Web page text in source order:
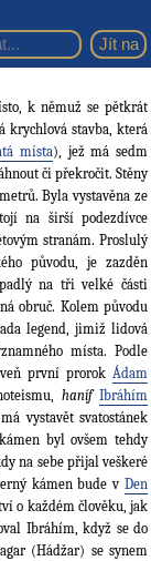
k němuž se pětkrát
krychlová stavba, která
místa), jež má sedm
či překročit. Stěny
Byla vystavěna ze
na širší podezdívce
stranám. Proslulý
původu, je zazděn
na tři velké části
obruč. Kolem původu
legend, jimiž lidová
místa. Podle
první prorok Ádam
haníf Ibráhím
vystavět svatostánek
byl ovšem tehdy
na sebe přijal veškeré
kámen bude v Den
o každém člověku, jak
Ibráhím, když se do
(Hádžar) se synem